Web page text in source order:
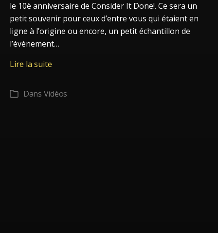
le 10è anniversaire de Consider It Done!. Ce sera un
petit souvenir pour ceux d’entre vous qui étaient en
ligne à l’origine ou encore, un petit échantillon de
l’événement…
Lire la suite
I’m
Catégories
Dans Vidéos